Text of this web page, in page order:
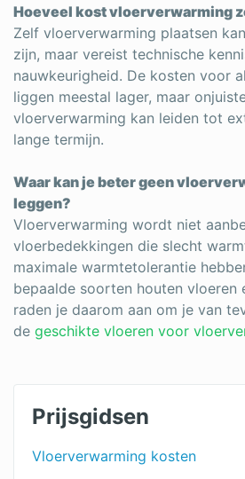
Hoeveel kost vloerverwarming
Zelf vloerverwarming plaatsen
zijn, maar vereist technische
nauwkeurigheid. De kosten voor
liggen meestal lager, maar
vloerverwarming kan leiden tot
lange termijn.
Waar kan je beter geen
leggen?
Vloerverwarming wordt niet
vloerbedekkingen die slecht
maximale warmtetolerantie
bepaalde soorten houten vloeren
raden je daarom aan om je van
de geschikte vloeren voor
Prijsgidsen
Vloerverwarming kosten